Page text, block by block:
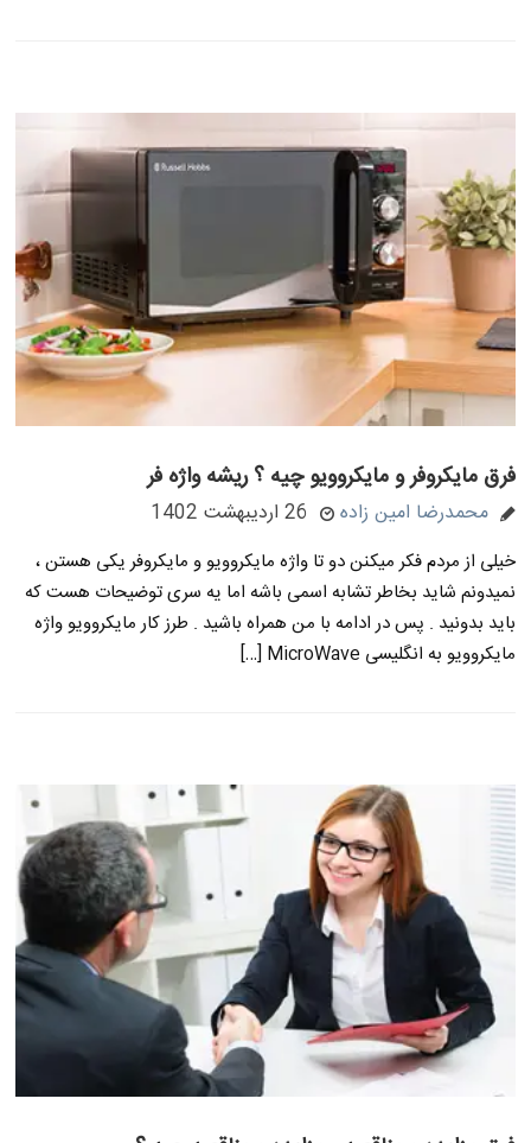
فرق مایکروفر و مایکروویو چیه ؟ ریشه واژه فر
محمدرضا امین زاده 26 اردیبهشت 1402
خیلی از مردم فکر میکنن دو تا واژه مایکروویو و مایکروفر یکی هستن ،
نمیدونم شاید بخاطر تشابه اسمی باشه اما یه سری توضیحات هست که
باید بدونید . پس در ادامه با من همراه باشید . طرز کار مایکروویو واژه
مایکروویو به انگلیسی MicroWave […]